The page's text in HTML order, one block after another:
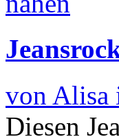
von Alisa
Diesen